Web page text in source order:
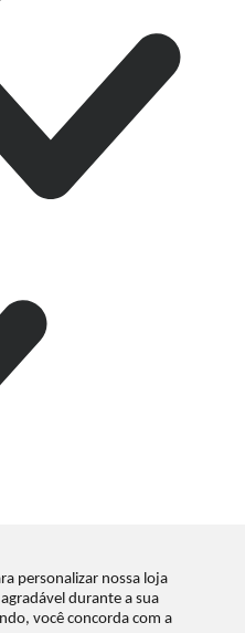
personalizar nossa loja
durante a sua
você concorda com a
SC108 - n° 14383 -
Bairro Vila Nova - 88750-000 -